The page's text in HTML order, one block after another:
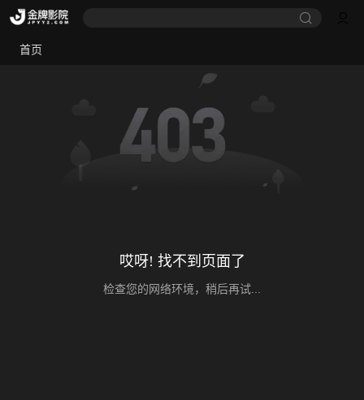
首页
哎呀! 找不到页面了
检查您的网络环境，稍后再试...